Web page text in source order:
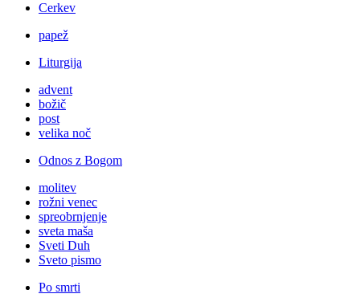
Cerkev
papež
Liturgija
advent
božič
post
velika noč
Odnos z Bogom
molitev
rožni venec
spreobrnjenje
sveta maša
Sveti Duh
Sveto pismo
Po smrti